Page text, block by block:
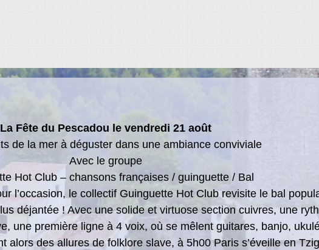
La Fête du Pescadou le vendredi 21 août
de la mer à déguster dans une ambiance conviviale
Avec le groupe
Hot Club – chansons françaises / guinguette / Bal
l’occasion, le collectif Guinguette Hot Club revisite le bal
déjantée ! Avec une solide et virtuose section cuivres, une
une première ligne à 4 voix, où se mêlent guitares, banjo,
alors des allures de folklore slave, à 5h00 Paris s’éveille en